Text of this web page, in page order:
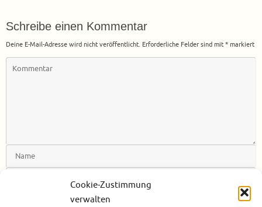
Cookie-Zustimmung
verwalten
Schreibe einen Kommentar
Deine E-Mail-Adresse wird nicht veröffentlicht. Erforderliche Felder sind mit * markiert